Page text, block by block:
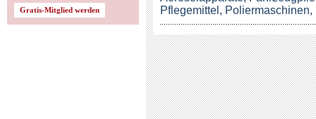
Pflegemittel , Poliermaschinen,